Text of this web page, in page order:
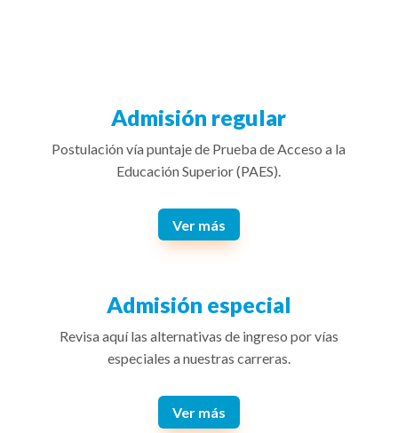
Admisión regular
Postulación vía puntaje de Prueba de Acceso a la
Educación Superior (PAES).
Ver más
Admisión especial
Revisa aquí las alternativas de ingreso por vías
especiales a nuestras carreras.
Ver más